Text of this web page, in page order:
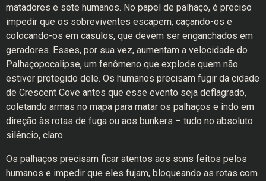
matadores e sete humanos. No papel de palhaço, é preciso
impedir que os sobreviventes escapem, caçando-os e
colocando-os em casulos, que devem ser enganchados em
geradores. Esses, por sua vez, aumentam a velocidade do
Palhaçopocalipse, um fenômeno que explode quem não
estiver protegido dele. Os humanos precisam fugir da cidade
de Crescent Cove antes que esse evento seja deflagrado,
coletando armas no mapa para matar os palhaços e indo em
direção às rotas de fuga ou aos bunkers – tudo no absoluto
silêncio, claro.
Os palhaços precisam ficar atentos aos sons feitos pelos
humanos e impedir que eles fujam, bloqueando as rotas com